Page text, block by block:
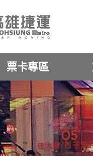
票卡專區